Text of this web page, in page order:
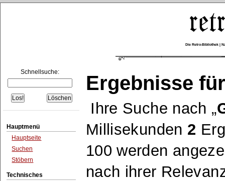
Die Retro-Bibliothek |
Schnellsuche:
Hauptmenü
Hauptseite
Suchen
Stöbern
Technisches
Ergebnisse
Ihre Suche nach
Millisekunden 2
100 werden
nach ihrer